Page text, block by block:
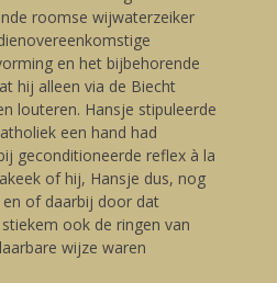
roomse wijwaterzeiker
en het bijbehorende
hij alleen via de Biecht
louteren. Hansje stipuleerde
een hand had
geconditioneerde reflex à la
of hij, Hansje dus, nog
of daarbij door dat
ook de ringen van
wijze waren